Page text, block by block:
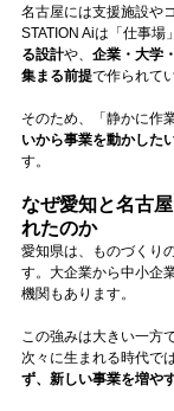
名古屋には支援施設や
STATION Aiは「仕事場
る設計や、 企業・大学
集まる前提で作られて
そのため、「静かに作
いから事業を動かした
す。
なぜ愛知と名古
れたのか
愛知県は、ものづくり
す。大企業から中小企
機関もあります。
この強みは大きい一方
次々に生まれる時代では
ず、新しい事業を増や